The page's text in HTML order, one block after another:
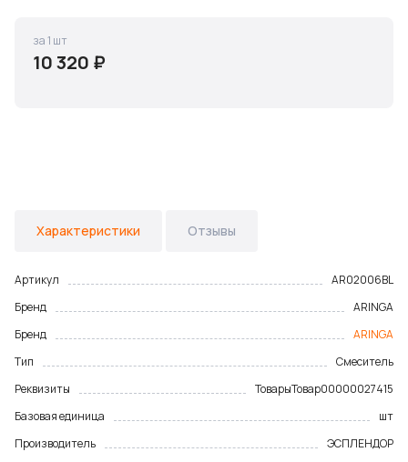
10 320 ₽
за 1 шт
Характеристики Отзывы
Артикул
AR02006BL
Бренд
ARINGA
Бренд
ARINGA
Тип
Смеситель
Реквизиты
ТоварыТовар00000027415
Базовая единица
шт
Производитель
ЭСПЛЕНДОР